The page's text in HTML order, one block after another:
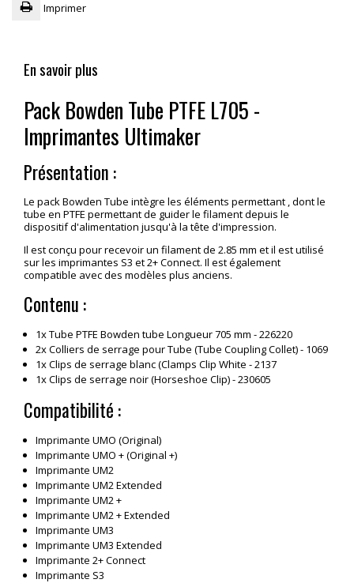
Imprimer
En savoir plus
Pack Bowden Tube PTFE L705 -
Imprimantes Ultimaker
Présentation :
Le pack Bowden Tube intègre les éléments permettant , dont le
tube en PTFE permettant de guider le filament depuis le
dispositif d'alimentation jusqu'à la tête d'impression.
Il est conçu pour recevoir un filament de 2.85 mm et il est utilisé
sur les imprimantes S3 et 2+ Connect. Il est également
compatible avec des modèles plus anciens.
Contenu :
1x Tube PTFE Bowden tube Longueur 705 mm - 226220
2x Colliers de serrage pour Tube (Tube Coupling Collet) - 1069
1x Clips de serrage blanc (Clamps Clip White - 2137
1x Clips de serrage noir (Horseshoe Clip) - 230605
Compatibilité :
Imprimante UMO (Original)
Imprimante UMO + (Original +)
Imprimante UM2
Imprimante UM2 Extended
Imprimante UM2 +
Imprimante UM2 + Extended
Imprimante UM3
Imprimante UM3 Extended
Imprimante 2+ Connect
Imprimante S3